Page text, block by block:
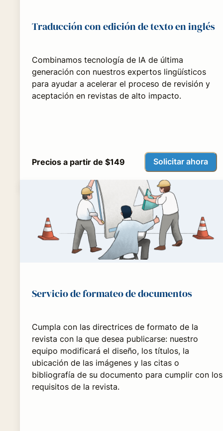
Traducción con edición de texto en inglés
Combinamos tecnología de IA de última
generación con nuestros expertos lingüísticos
para ayudar a acelerar el proceso de revisión y
aceptación en revistas de alto impacto.
Precios a partir de $149 Solicitar ahora
Servicio de formateo de documentos
Cumpla con las directrices de formato de la
revista con la que desea publicarse: nuestro
equipo modificará el diseño, los títulos, la
ubicación de las imágenes y las citas o
bibliografía de su documento para cumplir con los
requisitos de la revista.